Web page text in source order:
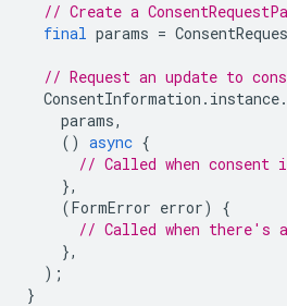
// Create a
final params =
// Request an update to
ConsentInformation . instance.
params,
() async {
// Called when consent
},
(FormError error)
{
// Called when there's
},
);
}